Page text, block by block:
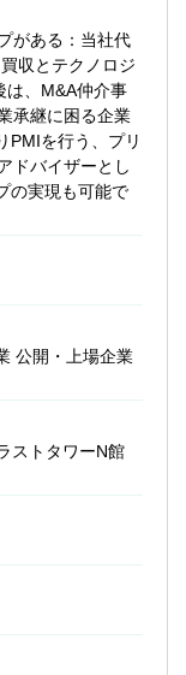
がある：当社代
収とテクノロジ
は、M&A仲介事
承継に困る企業
PMIを行う、プリ
ドバイザーとし
の実現も可能で
公開・上場企業
ストタワーN館